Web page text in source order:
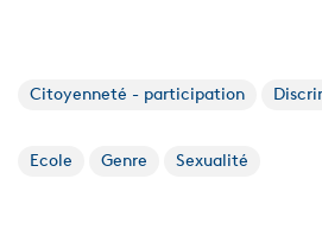
Citoyenneté - participation
Ecole Genre Sexualité